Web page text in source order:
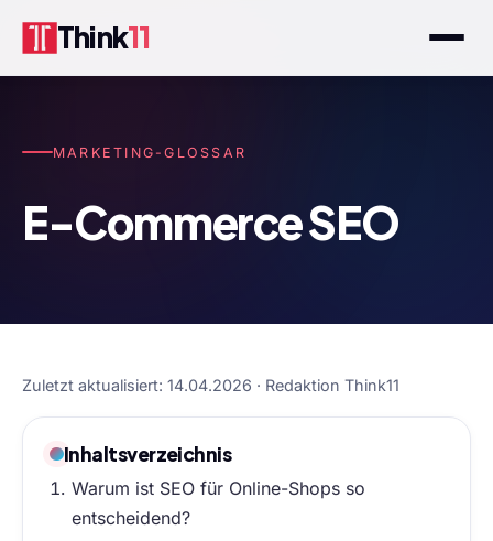
Think11
MARKETING-GLOSSAR
E-Commerce SEO
Zuletzt aktualisiert: 14.04.2026 · Redaktion Think11
Inhaltsverzeichnis
Warum ist SEO für Online-Shops so
entscheidend?